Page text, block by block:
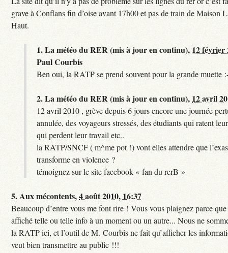
grave à Conflans fin d’oise avant 17h00 et pas de train de Maison
Haut.
1.La météo du RER (mis à jour en continu), 12 février
Paul Courbis
Ben oui, la RATP se prend souvent pour la grande muette
2.La météo du RER (mis à jour en continu), 12 avril
12 avril 2010 , grève depuis 6 jours encore une journée
annulée, des voyageurs stressés, des étudiants qui ratent
qui perdent leur travail etc..
la RATP/SNCF ( m^me pot !) vont elles attendre que
transforme en violence ?
témoignez sur le site facebook « fan du rerB »
5.Aux mécontents,4 août 2010, 16:37
Beaucoup d’entre vous me font rire ! Vous vous plaignez parce que
affiché telle ou telle info à un moment ou un autre... Nous ne
la RATP ici, et l’outil de M. Courbis ne fait qu’afficher les
veut bien transmettre au public !!!